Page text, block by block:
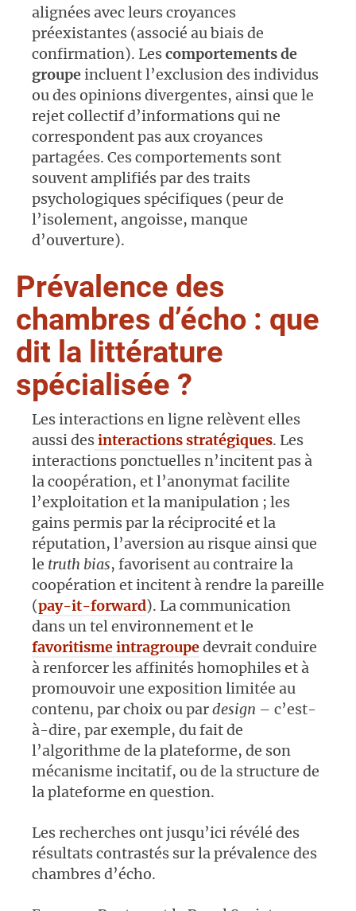
alignées avec leurs croyances
préexistantes (associé au biais de
confirmation). Lescomportements de
groupeincluent l’exclusion des individus
ou des opinions divergentes, ainsi que le
rejet collectif d’informations qui ne
correspondent pas aux croyances
partagées. Ces comportements sont
souvent amplifiés par des traits
psychologiques spécifiques (peur de
l’isolement, angoisse, manque
d’ouverture).
Prévalence des
chambres d’écho : que
dit la littérature
spécialisée ?
Les interactions en ligne relèvent elles
aussi desinteractions stratégiques. Les
interactions ponctuelles n’incitent pas à
la coopération, et l’anonymat facilite
l’exploitation et la manipulation ; les
gains permis par la réciprocité et la
réputation, l’aversion au risque ainsi que
le truth bias, favorisent au contraire la
coopération et incitent à rendre la pareille
(pay-it-forward). La communication
dans un tel environnement et le
favoritisme intragroupedevrait conduire
à renforcer les affinités homophiles et à
promouvoir une exposition limitée au
contenu, par choix ou pardesign – c’est-
à-dire, par exemple, du fait de
l’algorithme de la plateforme, de son
mécanisme incitatif, ou de la structure de
la plateforme en question.
Les recherches ont jusqu’ici révélé des
résultats contrastés sur la prévalence des
chambres d’écho.